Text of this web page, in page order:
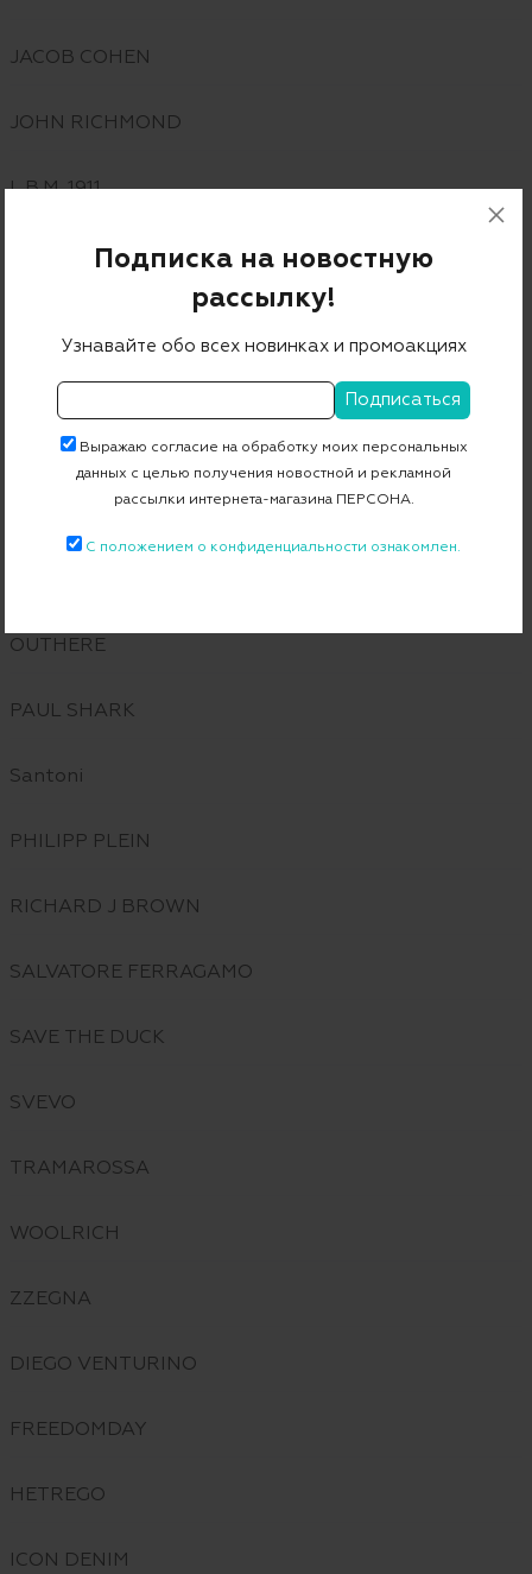
JACOB COHEN
JOHN RICHMOND
L.B.M. 1911
LUIGI BIANCHI MANTOVA
MARIA CONTIGIANI
MATT CHAZ
OUTHERE
PAUL SHARK
Santoni
PHILIPP PLEIN
RICHARD J BROWN
SALVATORE FERRAGAMO
SAVE THE DUCK
SVEVO
TRAMAROSSA
WOOLRICH
ZZEGNA
DIEGO VENTURINO
FREEDOMDAY
HETREGO
ICON DENIM
Подписка на новостную
рассылку!
Узнавайте обо всех новинках и промоакциях
Выражаю согласие на обработку моих персональных
данных с целью получения новостной и рекламной
рассылки интернета-магазина ПЕРСОНА.
С положением о конфиденциальности ознакомлен.